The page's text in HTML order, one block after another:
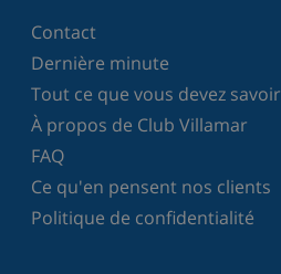
Contact
Dernière minute
Tout ce que vous devez savoir
À propos de Club Villamar
FAQ
Ce qu'en pensent nos clients
Politique de confidentialité